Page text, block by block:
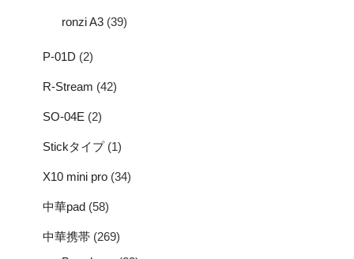
ronzi A3 (39)
P-01D (2)
R-Stream (42)
SO-04E (2)
Stickタイプ(1)
X10 mini pro (34)
中華pad (58)
中華携帯 (269)